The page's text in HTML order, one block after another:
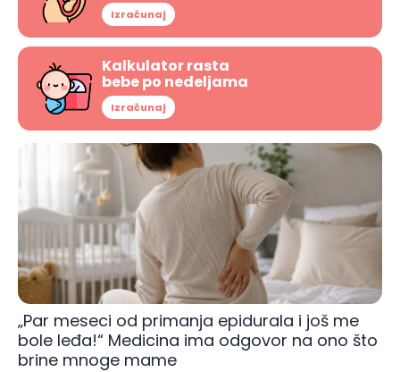
Izračunaj
Kalkulator rasta
bebe po nedeljama
Izračunaj
„Par meseci od primanja epidurala i još me
bole leđa!“ Medicina ima odgovor na ono što
brine mnoge mame